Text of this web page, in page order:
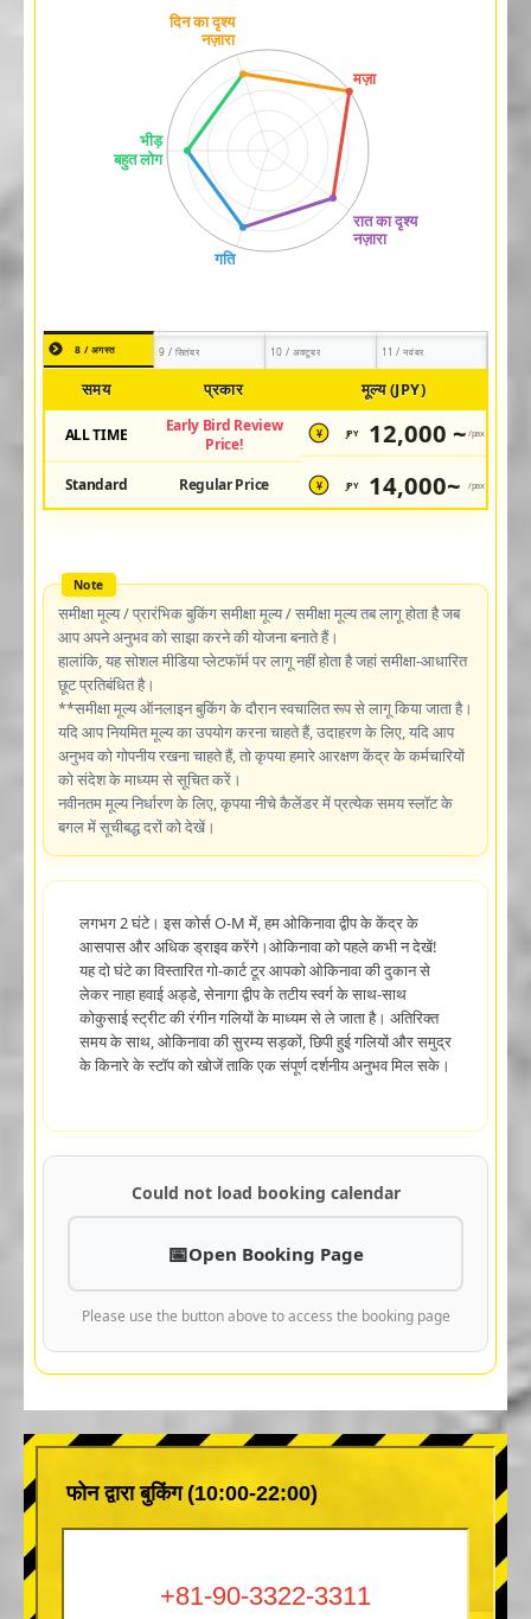
8 / अगस्त 9 / सितंबर 10 / अक्टूबर 11 / नवंबर
समय प्रकार मूल्य (JPY)
ALL TIME
Early Bird Review
Price!
¥ JPY 12,000 ~ /pax
Standard Regular Price ¥ JPY 14,000~ /pax
समीक्षा मूल्य / प्रारंभिक बुकिंग समीक्षा मूल्य / समीक्षा मूल्य तब लागू होता है जब
आप अपने अनुभव को साझा करने की योजना बनाते हैं।
हालांकि, यह सोशल मीडिया प्लेटफॉर्म पर लागू नहीं होता है जहां समीक्षा-आधारित
छूट प्रतिबंधित है।
**समीक्षा मूल्य ऑनलाइन बुकिंग के दौरान स्वचालित रूप से लागू किया जाता है।
यदि आप नियमित मूल्य का उपयोग करना चाहते हैं, उदाहरण के लिए, यदि आप
अनुभव को गोपनीय रखना चाहते हैं, तो कृपया हमारे आरक्षण केंद्र के कर्मचारियों
को संदेश के माध्यम से सूचित करें।
नवीनतम मूल्य निर्धारण के लिए, कृपया नीचे कैलेंडर में प्रत्येक समय स्लॉट के
बगल में सूचीबद्ध दरों को देखें।
लगभग 2 घंटे। इस कोर्स O-M में, हम ओकिनावा द्वीप के केंद्र के
आसपास और अधिक ड्राइव करेंगे।ओकिनावा को पहले कभी न देखें!
यह दो घंटे का विस्तारित गो-कार्ट टूर आपको ओकिनावा की दुकान से
लेकर नाहा हवाई अड्डे, सेनागा द्वीप के तटीय स्वर्ग के साथ-साथ
कोकुसाई स्ट्रीट की रंगीन गलियों के माध्यम से ले जाता है। अतिरिक्त
समय के साथ, ओकिनावा की सुरम्य सड़कों, छिपी हुई गलियों और समुद्र
के किनारे के स्टॉप को खोजें ताकि एक संपूर्ण दर्शनीय अनुभव मिल सके।
Could not load booking calendar
Open Booking Page
Please use the button above to access the booking page
फोन द्वारा बुकिंग (10:00-22:00)
+81-90-3322-3311